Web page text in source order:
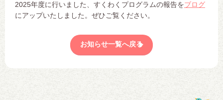
2025年度に行いました、すくわくプログラムの報告をブログ
にアップいたしました。ぜひご覧ください。
お知らせ一覧へ戻る